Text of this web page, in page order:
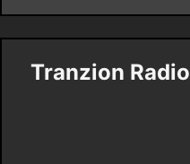
Tranzion Radio